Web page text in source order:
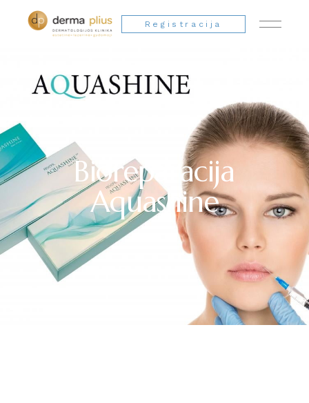
Registracija
Bioreparacija
Aquashine